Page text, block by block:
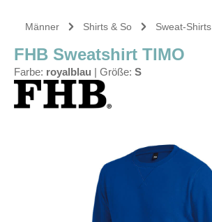
Männer Shirts & So Sweat-Shirts
FHB Sweatshirt TIMO
Farbe: royalblau Größe: S